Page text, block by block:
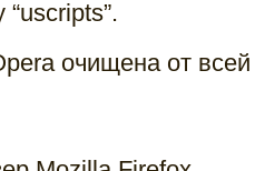
очищена от всей